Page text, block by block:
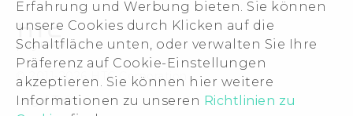
Erfahrung und Werbung bieten. Sie können
unsere Cookies durch Klicken auf die
Schaltfläche unten, oder verwalten Sie Ihre
Präferenz auf Cookie-Einstellungen
akzeptieren. Sie können hier weitere
Informationen zu unseren Richtlinien zu
Impressum
Investor
Cookie Preferences
Offene Stellen
Security and Privacy Whitepaper
© 2011-2026 HTC Corporation
Legal Terms